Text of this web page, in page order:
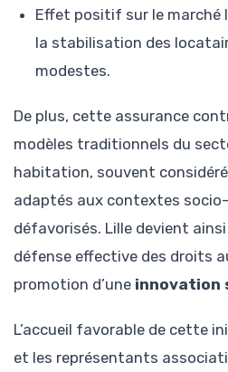
Effet positif sur le marché
la stabilisation des
modestes.
De plus, cette assurance
modèles traditionnels du
habitation, souvent
adaptés aux contextes
défavorisés. Lille devient
défense effective des droits
promotion d’une innovation
L’accueil favorable de cette
et les représentants